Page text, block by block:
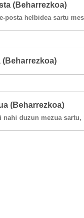
(Beharrezkoa)
posta helbidea sartu
(Beharrezkoa)
(Beharrezkoa)
nahi duzun mezua sartu,